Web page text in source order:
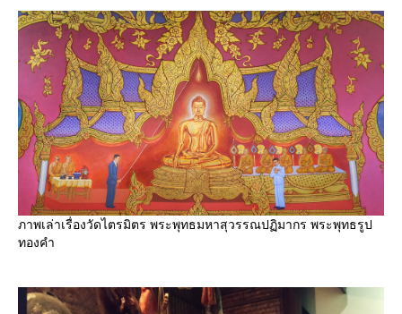
ภาพเล่าเรื่องวัดไตรมิตร พระพุทธมหาสุวรรณปฏิมากร พระพุทธรูป
ทองคำ